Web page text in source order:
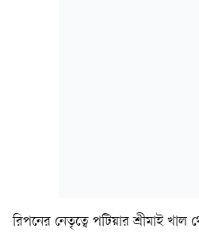
রিপনের নেতৃত্বে পটিয়ার শ্রীমাই